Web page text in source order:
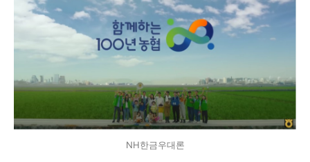
NH한금우대론